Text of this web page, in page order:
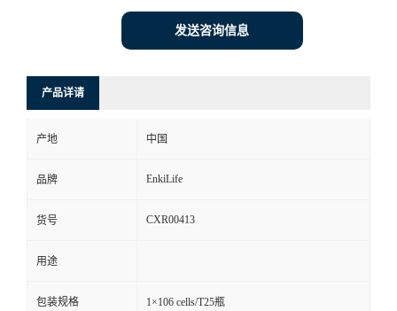
发送咨询信息
产品详请
产地 中国
品牌 EnkiLife
货号 CXR00413
用途
包装规格 1×106 cells/T25瓶